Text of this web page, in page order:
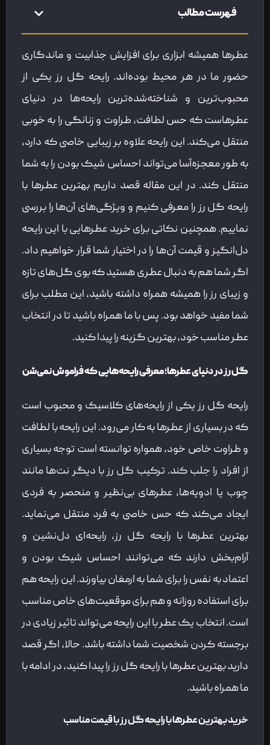
فهرست مطالب
عطرها همیشه ابزاری برای افزایش جذابیت و ماندگاری
حضور ما در هر محیط بوده‌اند. رایحه گل رز یکی از
محبوب‌ترین و شناخته‌شده‌ترین رایحه‌ها در دنیای
عطرهاست که حس لطافت، طراوت و زنانگی را به خوبی
منتقل می‌کند. این رایحه علاوه بر زیبایی خاصی که دارد،
به طور معجزه‌آسا می‌تواند احساس شیک بودن را به شما
منتقل کند. در این مقاله قصد داریم بهترین عطرها با
رایحه گل رز را معرفی کنیم و ویژگی‌های آن‌ها را بررسی
نماییم. همچنین نکاتی برای خرید عطرهایی با این رایحه
دل‌انگیز و قیمت آن‌ها را در اختیار شما قرار خواهیم داد.
اگر شما هم به دنبال عطری هستید که بوی گل‌های تازه
و زیبای رز را همیشه همراه داشته باشید، این مطلب برای
شما مفید خواهد بود. پس با ما همراه باشید تا در انتخاب
عطر مناسب خود، بهترین گزینه را پیدا کنید.
گل رز در دنیای عطرها؛ معرفی رایحه‌هایی که فراموش نمی‌شن
رایحه گل رز یکی از رایحه‌های کلاسیک و محبوب است
که در بسیاری از عطرها به کار می‌رود. این رایحه با لطافت
و طراوت خاص خود، همواره توانسته است توجه بسیاری
از افراد را جلب کند. ترکیب گل رز با دیگر نت‌ها مانند
چوب یا ادویه‌ها، عطرهای بی‌نظیر و منحصر به فردی
ایجاد می‌کند که حس خاصی به فرد منتقل می‌نماید.
بهترین عطرها با رایحه گل رز، رایحه‌ای دل‌نشین و
آرام‌بخش دارند که می‌توانند احساس شیک بودن و
اعتماد به نفس را برای شما به ارمغان بیاورند. این رایحه هم
برای استفاده روزانه و هم برای موقعیت‌های خاص مناسب
است. انتخاب یک عطر با این رایحه می‌تواند تاثیر زیادی در
برجسته کردن شخصیت شما داشته باشد. حالا، اگر قصد
دارید بهترین عطرها با رایحه گل رز را پیدا کنید، در ادامه با
ما همراه باشید.
خرید بهترین عطرها با رایحه گل رز با قیمت مناسب